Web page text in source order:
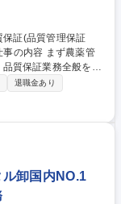
質保証業務全般を理
質リスクの低減や仕
。 ■農薬管
規原料・新規サプラ
継続的な改善■農園管
た管理・指導/農園
件(表示不良、残留農
収案件・リコール案
【東京/
ィングカンパニー
退職金あり
ル卸国内NO.1